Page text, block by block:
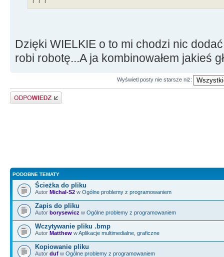
Dzięki WIELKIE o to mi chodzi nic
robi robotę...A ja kombinowałem jakieś
Wyświetl posty nie starsze niż:
Odpowiedz
PODOBNE TEMATY
Ścieżka do pliku
Autor Michal-S2 w Ogólne problemy z programowaniem
Zapis do pliku
Autor borysewicz w Ogólne problemy z programowaniem
Wczytywanie pliku .bmp
Autor Matthew wAplikacje multimedialne, graficzne
Kopiowanie pliku
Autor duf w Ogólne problemy z programowaniem